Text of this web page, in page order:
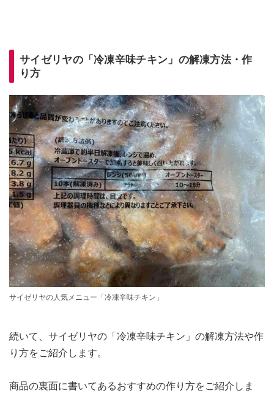
サイゼリヤの「冷凍辛味チキン」の解凍方法・作
り方
サイゼリヤの人気メニュー「冷凍辛味チキン」
続いて、サイゼリヤの「冷凍辛味チキン」の解凍方法や作
り方をご紹介します。
商品の裏面に書いてあるおすすめの作り方をご紹介しま